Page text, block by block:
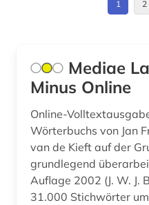
englisch (299)
english (1)
enzyklopädie (3)
epik (1)
1 2
Mediae
Minus Online
Online-
Wörterbuchs von Jan
van de Kieft auf der
grundlegend
Auflage 2002 (J. W. J.
31.000 Stichwörter